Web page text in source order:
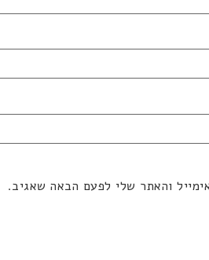
והאתר שלי לפעם הבאה שאגיב.